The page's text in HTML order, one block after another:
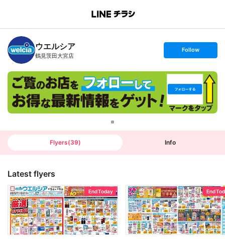
B
n
c
h
T
ウエルシア
鶴見茨田大宮店
s
t
o
l
o
w
Follow
Flyers(39) Info
Latest flyers
End Today End